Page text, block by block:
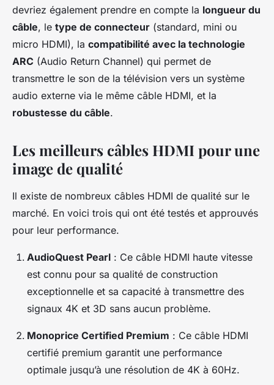
devriez également prendre en compte la longueur du
câble, le type de connecteur (standard, mini ou
micro HDMI), la compatibilité avec la technologie
ARC (Audio Return Channel) qui permet de
transmettre le son de la télévision vers un système
audio externe via le même câble HDMI, et la
robustesse du câble.
Les meilleurs câbles HDMI pour une
image de qualité
Il existe de nombreux câbles HDMI de qualité sur le
marché. En voici trois qui ont été testés et approuvés
pour leur performance.
AudioQuest Pearl : Ce câble HDMI haute vitesse
est connu pour sa qualité de construction
exceptionnelle et sa capacité à transmettre des
signaux 4K et 3D sans aucun problème.
Monoprice Certified Premium : Ce câble HDMI
certifié premium garantit une performance
optimale jusqu’à une résolution de 4K à 60Hz.